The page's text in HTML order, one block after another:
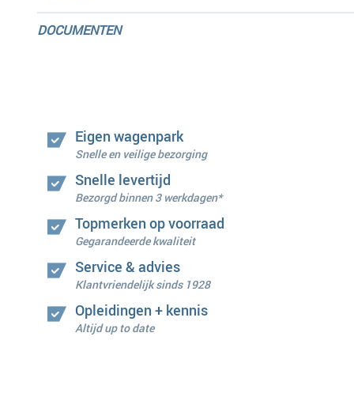
DOCUMENTEN
Eigen wagenpark
Snelle en veilige bezorging
Snelle levertijd
Bezorgd binnen 3 werkdagen*
Topmerken op voorraad
Gegarandeerde kwaliteit
Service & advies
Klantvriendelijk sinds 1928
Opleidingen + kennis
Altijd up to date